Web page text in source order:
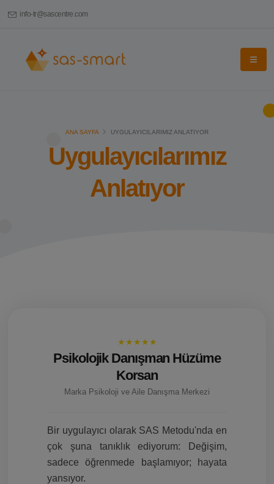
info-tr@sascentre.com
ANA SAYFA UYGULAYICILARIMIZ ANLATIYOR
Uygulayıcılarımız
Anlatıyor
★★★★★
Psikolojik Danışman Hüzüme
Korsan
Marka Psikoloji ve Aile Danışma Merkezi
Bir uygulayıcı olarak SAS Metodu'nda en
çok şuna tanıklık ediyorum: Değişim,
sadece öğrenmede başlamıyor; hayata
yansıyor.